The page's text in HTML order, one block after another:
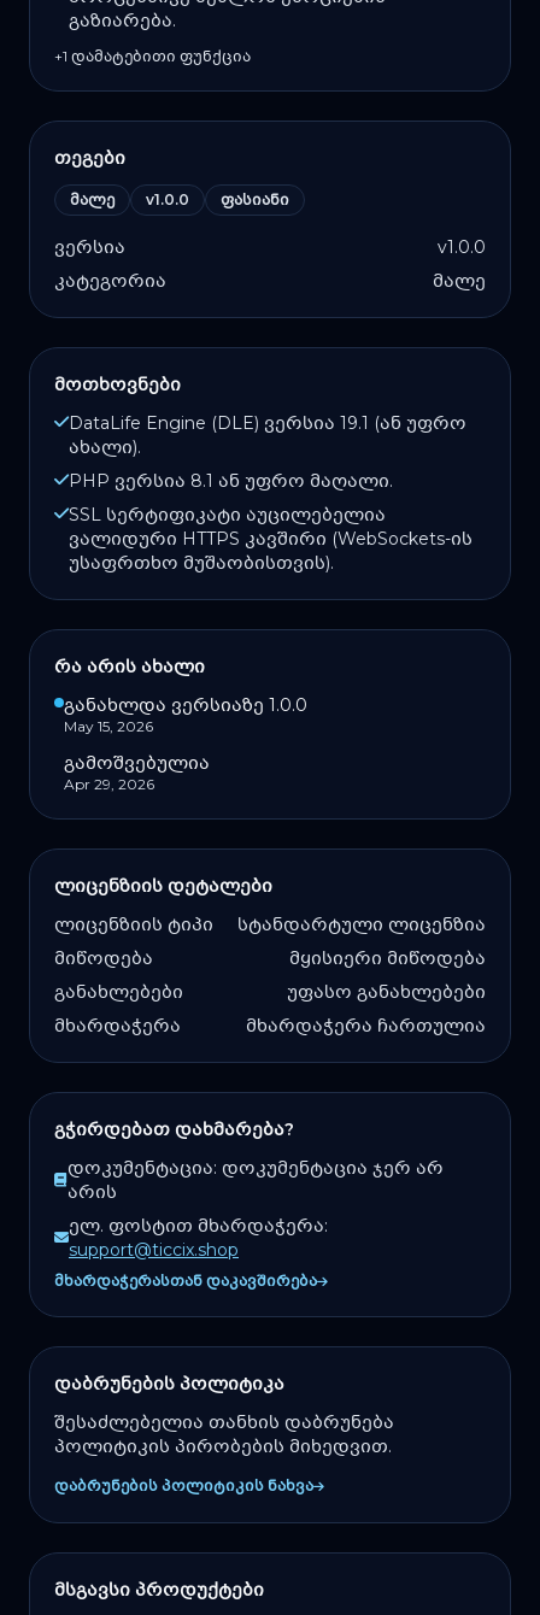
გაზიარება.
+1 დამატებითი ფუნქცია
თეგები
მალე v1.0.0 ფასიანი
ვერსია
v1.0.0
კატეგორია
მალე
მოთხოვნები
DataLife Engine (DLE) ვერსია 19.1 (ან უფრო
ახალი).
PHP ვერსია 8.1 ან უფრო მაღალი.
SSL სერტიფიკატი აუცილებელია
ვალიდური HTTPS კავშირი (WebSockets-ის
უსაფრთხო მუშაობისთვის).
რა არის ახალი
განახლდა ვერსიაზე 1.0.0
May 15, 2026
გამოშვებულია
Apr 29, 2026
ლიცენზიის დეტალები
ლიცენზიის ტიპი
სტანდარტული ლიცენზია
მიწოდება
მყისიერი მიწოდება
განახლებები
უფასო განახლებები
მხარდაჭერა
მხარდაჭერა ჩართულია
გჭირდებათ დახმარება?
დოკუმენტაცია: დოკუმენტაცია ჯერ არ
არის
ელ. ფოსტით მხარდაჭერა:
support@ticcix.shop
მხარდაჭერასთან დაკავშირება
დაბრუნების პოლიტიკა
შესაძლებელია თანხის დაბრუნება
პოლიტიკის პირობების მიხედვით.
დაბრუნების პოლიტიკის ნახვა
მსგავსი პროდუქტები